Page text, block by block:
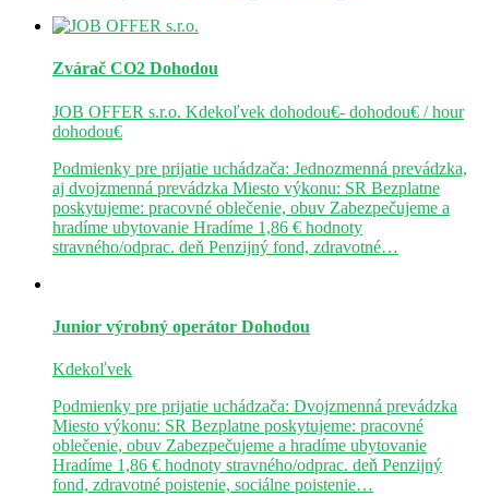
Zvárač CO2 Dohodou
JOB OFFER s.r.o. Kdekoľvek dohodou€- dohodou€ / hour
dohodou€
Podmienky pre prijatie uchádzača: Jednozmenná prevádzka,
aj dvojzmenná prevádzka Miesto výkonu: SR Bezplatne
poskytujeme: pracovné oblečenie, obuv Zabezpečujeme a
hradíme ubytovanie Hradíme 1,86 € hodnoty
stravného/odprac. deň Penzijný fond, zdravotné…
Junior výrobný operátor Dohodou
Kdekoľvek
Podmienky pre prijatie uchádzača: Dvojzmenná prevádzka
Miesto výkonu: SR Bezplatne poskytujeme: pracovné
oblečenie, obuv Zabezpečujeme a hradíme ubytovanie
Hradíme 1,86 € hodnoty stravného/odprac. deň Penzijný
fond, zdravotné poistenie, sociálne poistenie…